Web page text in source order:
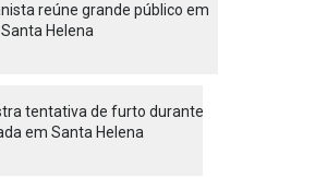
reúne grande público em
Helena
tentativa de furto durante
em Santa Helena